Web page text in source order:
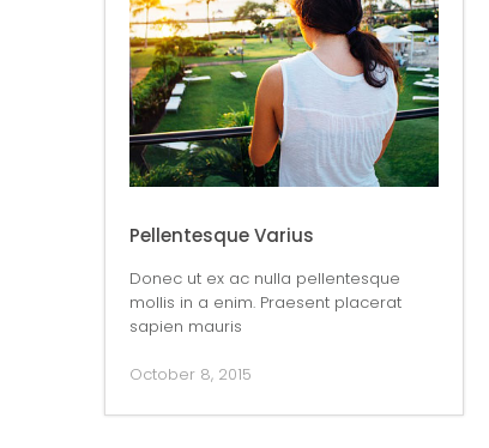
Pellentesque Varius
Donec ut ex ac nulla pellentesque
mollis in a enim. Praesent placerat
sapien mauris
October 8, 2015